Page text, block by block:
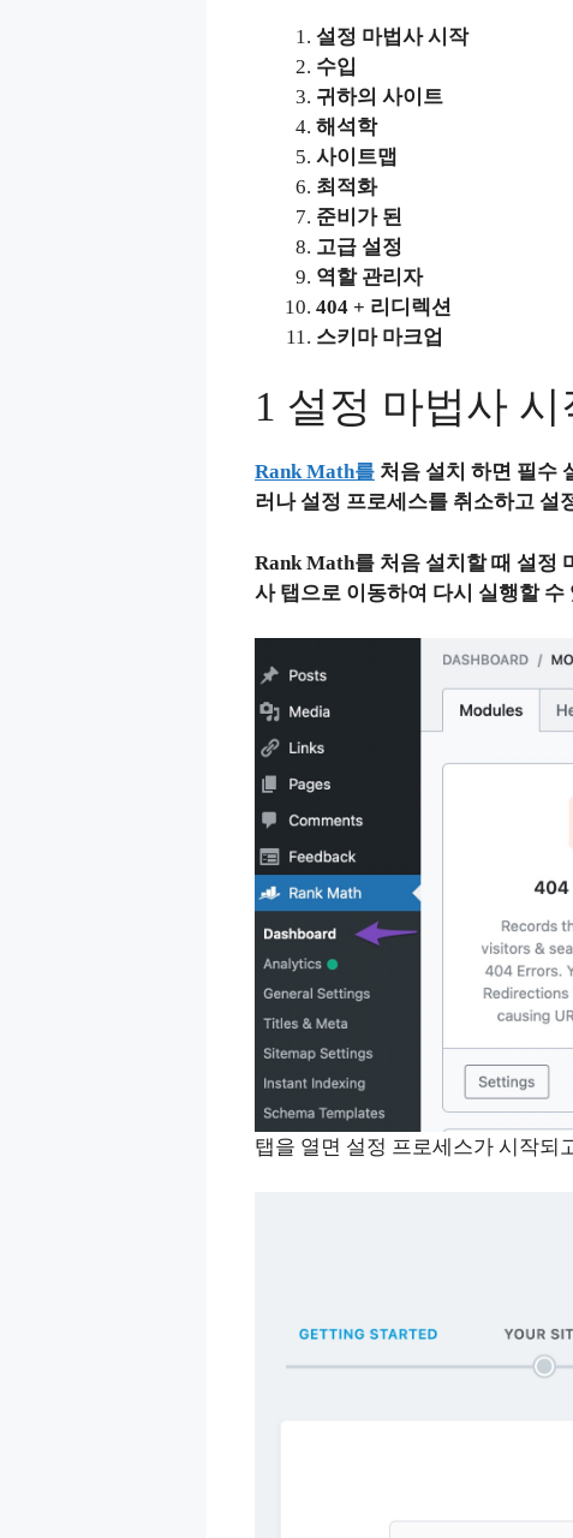
설정 마법사 시작
수입
귀하의 사이트
해석학
사이트맵
최적화
준비가 된
고급 설정
역할 관리자
404 + 리디렉션
스키마 마크업
1 설정 마법사 시
Rank Math를 처음 설치 하면 필수
러나 설정 프로세스를 취소하고 설
Rank Math를 처음 설치할 때 설정
사 탭으로 이동하여 다시 실행할 수
탭을 열면 설정 프로세스가 시작되